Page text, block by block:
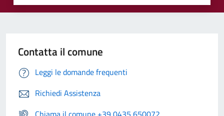
Contatta il comune
Leggi le domande frequenti
Richiedi Assistenza